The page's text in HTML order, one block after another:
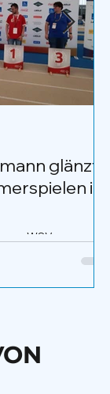
glänzt
in
WSV-
sicherte er sich im
2.
und sind stolz einen